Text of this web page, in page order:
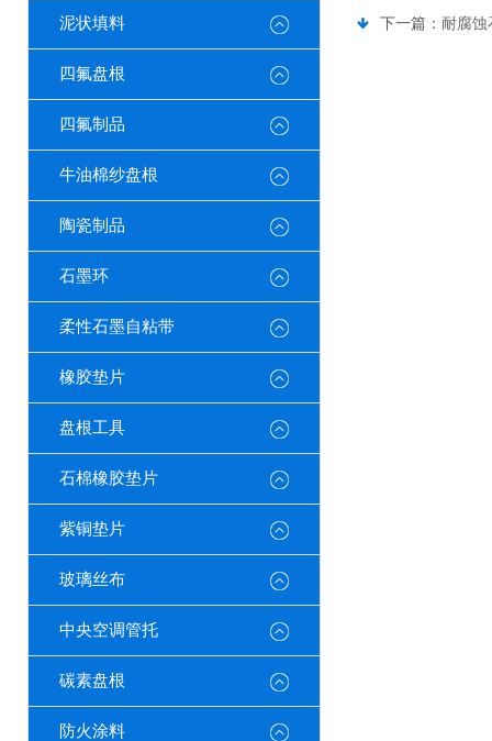
泥状填料
四氟盘根
四氟制品
牛油棉纱盘根
陶瓷制品
石墨环
柔性石墨自粘带
橡胶垫片
盘根工具
石棉橡胶垫片
紫铜垫片
玻璃丝布
中央空调管托
碳素盘根
防火涂料
下一篇： 耐腐蚀